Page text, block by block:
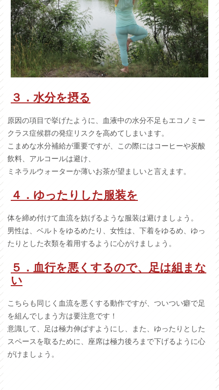
３．水分を摂る
原因の項目で挙げたように、血液中の水分不足もエコノミー
クラス症候群の発症リスクを高めてしまいます。
こまめな水分補給が重要ですが、この際にはコーヒーや炭酸
飲料、アルコールは避け、
ミネラルウォーターか薄いお茶が望ましいと言えます。
４．ゆったりした服装を
体を締め付けて血流を妨げるような服装は避けましょう。
男性は、ベルトをゆるめたり、女性は、下着をゆるめ、ゆっ
たりとした衣類を着用するように心がけましょう。
５．血行を悪くするので、足は組まな
い
こちらも同じく血流を悪くする動作ですが、ついつい癖で足
を組んでしまう方は要注意です！
意識して、足は極力伸ばすようにし、また、ゆったりとした
スペースを取るために、座席は極力後ろまで下げるように心
がけましょう。